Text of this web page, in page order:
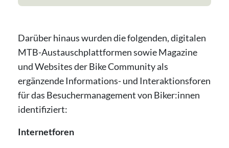
Darüber hinaus wurden die folgenden, digitalen
MTB-Austauschplattformen sowie Magazine
und Websites der Bike Community als
ergänzende Informations- und Interaktionsforen
für das Besuchermanagement von Biker:innen
identifiziert:
Internetforen